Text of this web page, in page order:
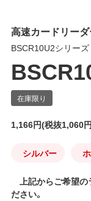
高速カードリー
BSCR10U2シリーズ
1,166円(税抜1,060
シルバー
上記からご希望の
ださい。